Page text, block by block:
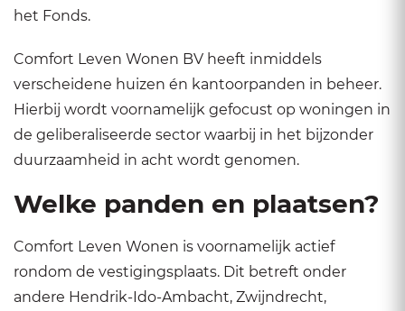
het Fonds.
Comfort Leven Wonen BV heeft inmiddels
verscheidene huizen én kantoorpanden in beheer.
Hierbij wordt voornamelijk gefocust op woningen in
de geliberaliseerde sector waarbij in het bijzonder
duurzaamheid in acht wordt genomen.
Welke panden en plaatsen?
Comfort Leven Wonen is voornamelijk actief
rondom de vestigingsplaats. Dit betreft onder
andere Hendrik-Ido-Ambacht, Zwijndrecht,